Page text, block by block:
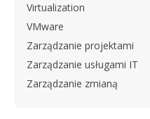
Virtualization
VMware
Zarządzanie projektami
Zarządzanie usługami IT
Zarządzanie zmianą